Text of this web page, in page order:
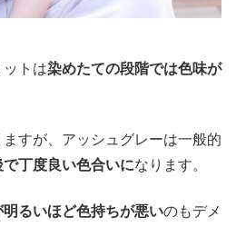
トは染めたての段階では色味が
すが、アッシュグレーは一般的
丁度良い色合いになります。
明るいほど色持ちが悪いのもデメ